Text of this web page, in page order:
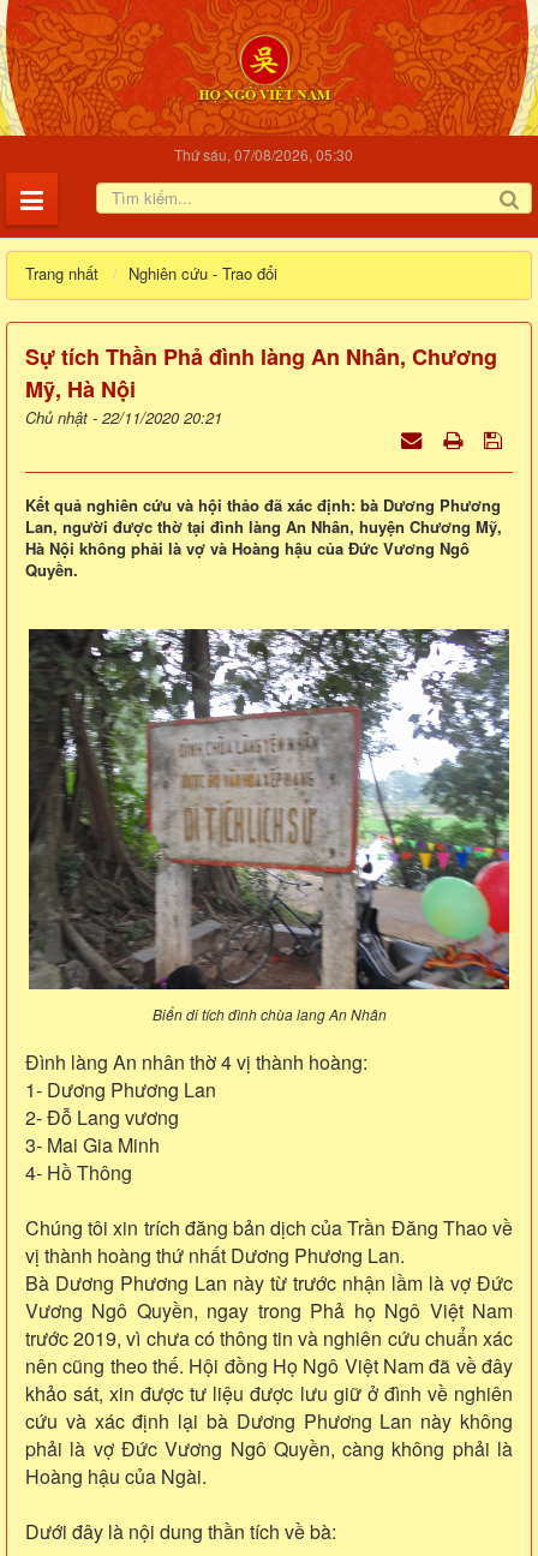
Thứ sáu, 07/08/2026, 05:30
Trang nhất Nghiên cứu - Trao đổi
Sự tích Thần Phả đình làng An Nhân, Chương
Mỹ, Hà Nội
Chủ nhật - 22/11/2020 20:21
Kết quả nghiên cứu và hội thảo đã xác định: bà Dương Phương
Lan, người được thờ tại đình làng An Nhân, huyện Chương Mỹ,
Hà Nội không phải là vợ và Hoàng hậu của Đức Vương Ngô
Quyền.
Biển di tích đình chùa lang An Nhân
Đình làng An nhân thờ 4 vị thành hoàng:
1- Dương Phương Lan
2- Đỗ Lang vương
3- Mai Gia Minh
4- Hồ Thông
Chúng tôi xin trích đăng bản dịch của Trần Đăng Thao về
vị thành hoàng thứ nhất Dương Phương Lan.
Bà Dương Phương Lan này từ trước nhận lầm là vợ Đức
Vương Ngô Quyền, ngay trong Phả họ Ngô Việt Nam
trước 2019, vì chưa có thông tin và nghiên cứu chuẩn xác
nên cũng theo thế. Hội đồng Họ Ngô Việt Nam đã về đây
khảo sát, xin được tư liệu được lưu giữ ở đình về nghiên
cứu và xác định lại bà Dương Phương Lan này không
phải là vợ Đức Vương Ngô Quyền, càng không phải là
Hoàng hậu của Ngài.
Dưới đây là nội dung thần tích về bà: